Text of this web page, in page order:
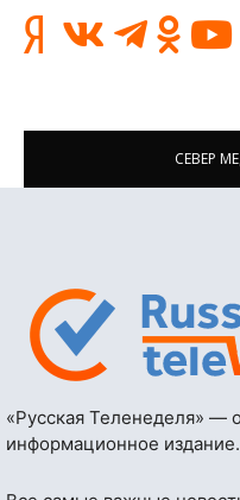
СЕВЕР
«Русская Теленеделя» —
информационное издание.